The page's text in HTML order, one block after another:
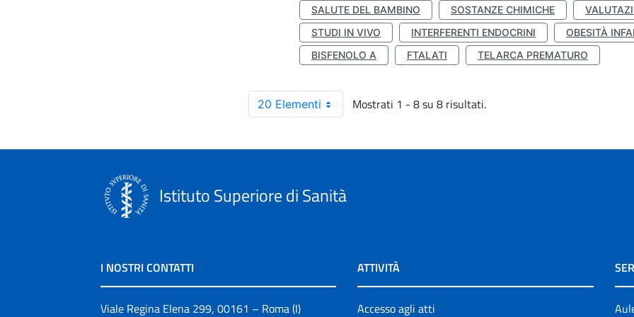
SALUTE DEL BAMBINO
SOSTANZE CHIMICHE
STUDI IN VIVO
INTERFERENTI ENDOCRINI OBESITÀ
BISFENOLO A
FTALATI TELARCA PREMATURO
20 Elementi Mostrati 1 - 8 su 8 risultati.
Istituto Superiore di Sanità
I NOSTRI CONTATTI
Viale Regina Elena 299, 00161 – Roma (I)
ATTIVITÀ
Accesso agli atti